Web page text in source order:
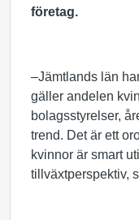
företag.
–Jämtlands län
gäller andelen
bolagsstyrelser,
trend. Det är ett
kvinnor är smart
tillväxtperspektiv,